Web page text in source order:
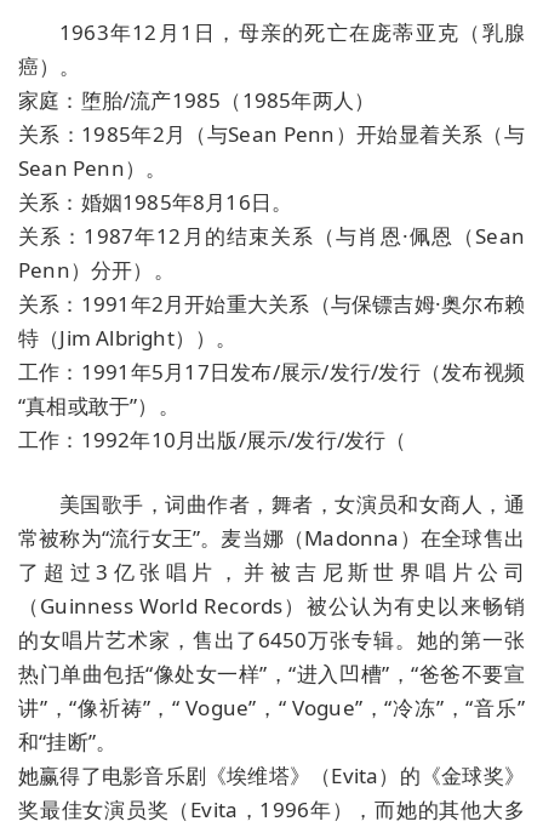
1963年12月1日，母亲的死亡在庞蒂亚克（乳腺
癌）。
家庭：堕胎/流产1985（1985年两人）
关系：1985年2月（与Sean Penn）开始显着关系（与
Sean Penn）。
关系：婚姻1985年8月16日。
关系：1987年12月的结束关系（与肖恩·佩恩（Sean
Penn）分开）。
关系：1991年2月开始重大关系（与保镖吉姆·奥尔布赖
特（Jim Albright））。
工作：1991年5月17日发布/展示/发行/发行（发布视频
“真相或敢于”）。
工作：1992年10月出版/展示/发行/发行（
美国歌手，词曲作者，舞者，女演员和女商人，通
常被称为“流行女王”。麦当娜（Madonna）在全球售出
了超过3亿张唱片，并被吉尼斯世界唱片公司
（Guinness World Records）被公认为有史以来畅销
的女唱片艺术家，售出了6450万张专辑。她的第一张
热门单曲包括“像处女一样”，“进入凹槽”，“爸爸不要宣
讲”，“像祈祷”，“ Vogue”，“ Vogue”，“冷冻”，“音乐”
和“挂断”。
她赢得了电影音乐剧《埃维塔》（Evita）的《金球奖》
奖最佳女演员奖（Evita，1996年），而她的其他大多